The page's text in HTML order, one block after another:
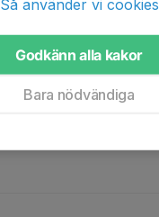
Så använder vi cookies
Godkänn alla kakor
Bara nödvändiga